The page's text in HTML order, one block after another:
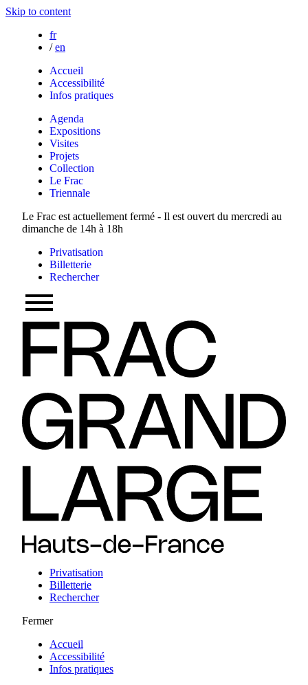
Skip to content
fr
/ en
Accueil
Accessibilité
Infos pratiques
Agenda
Expositions
Visites
Projets
Collection
Le Frac
Triennale
Le Frac est actuellement fermé - Il est ouvert du mercredi au
dimanche de 14h à 18h
Privatisation
Billetterie
Rechercher
Privatisation
Billetterie
Rechercher
Fermer
Accueil
Accessibilité
Infos pratiques